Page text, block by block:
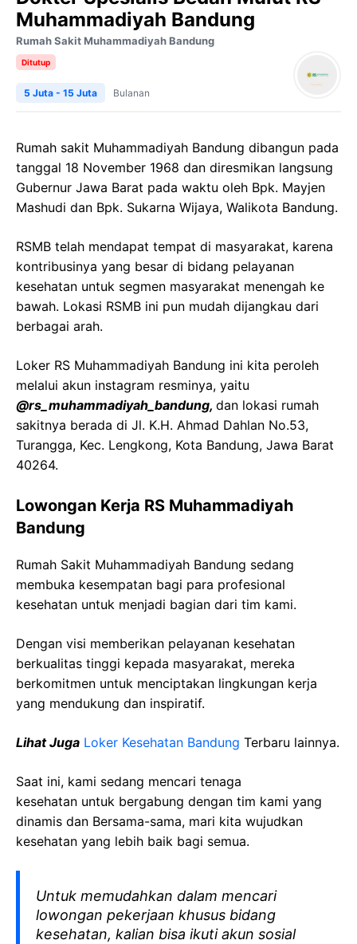
Muhammadiyah Bandung
Rumah Sakit Muhammadiyah Bandung
Ditutup
5 Juta - 15 Juta Bulanan
Rumah sakit Muhammadiyah Bandung dibangun pada
tanggal 18 November 1968 dan diresmikan langsung
Gubernur Jawa Barat pada waktu oleh Bpk. Mayjen
Mashudi dan Bpk. Sukarna Wijaya, Walikota Bandung.
RSMB telah mendapat tempat di masyarakat, karena
kontribusinya yang besar di bidang pelayanan
kesehatan untuk segmen masyarakat menengah ke
bawah. Lokasi RSMB ini pun mudah dijangkau dari
berbagai arah.
Loker RS Muhammadiyah Bandung ini kita peroleh
melalui akun instagram resminya, yaitu
@rs_muhammadiyah_bandung, dan lokasi rumah
sakitnya berada di Jl. K.H. Ahmad Dahlan No.53,
Turangga, Kec. Lengkong, Kota Bandung, Jawa Barat
40264.
Lowongan Kerja RS Muhammadiyah
Bandung
Rumah Sakit Muhammadiyah Bandung sedang
membuka kesempatan bagi para profesional
kesehatan untuk menjadi bagian dari tim kami.
Dengan visi memberikan pelayanan kesehatan
berkualitas tinggi kepada masyarakat, mereka
berkomitmen untuk menciptakan lingkungan kerja
yang mendukung dan inspiratif.
Lihat Juga Loker Kesehatan Bandung Terbaru lainnya.
Saat ini, kami sedang mencari tenaga
kesehatan untuk bergabung dengan tim kami yang
dinamis dan Bersama-sama, mari kita wujudkan
kesehatan yang lebih baik bagi semua.
Untuk memudahkan dalam mencari
lowongan pekerjaan khusus bidang
kesehatan, kalian bisa ikuti akun sosial